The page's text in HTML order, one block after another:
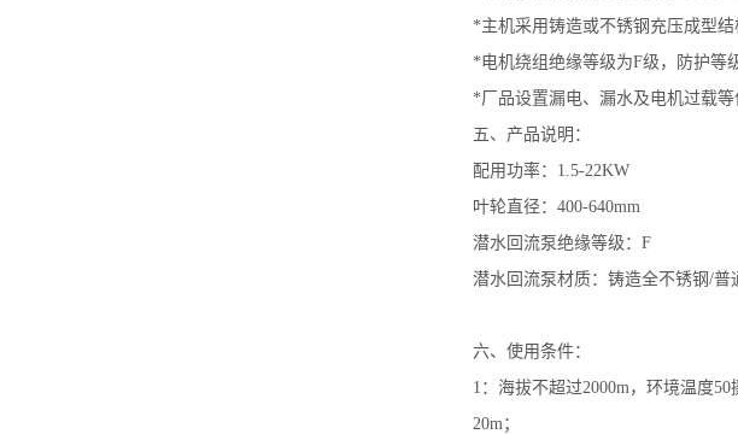
*主机采用铸造或不锈钢充压成型
*电机绕组绝缘等级为F级，防护等
*厂品设置漏电、漏水及电机过载
五、产品说明：
配用功率：1.5-22KW
叶轮直径：400-640mm
潜水回流泵绝缘等级：F
潜水回流泵材质：铸造全不锈钢/普
六、使用条件：
1：海拔不超过2000m，环境温度
20m；